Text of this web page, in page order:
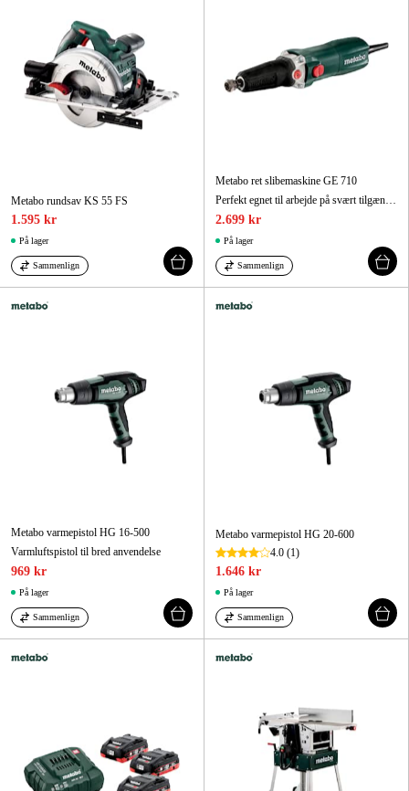
Metabo rundsav KS 55 FS
1.595 kr
På lager
Sammenlign
Metabo ret slibemaskine GE 710
Perfekt egnet til arbejde på svært tilgængelige steder!
2.699 kr
På lager
Sammenlign
Metabo varmepistol HG 16-500
Varmluftspistol til bred anvendelse
969 kr
På lager
Sammenlign
Metabo varmepistol HG 20-600
4.0 (1)
1.646 kr
På lager
Sammenlign